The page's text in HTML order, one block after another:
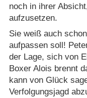
noch in ihrer
aufzusetzen.
Sie weiß auch
aufpassen soll!
der Lage, sich von
Boxer Alois brennt
kann von Glück
Verfolgungsjagd